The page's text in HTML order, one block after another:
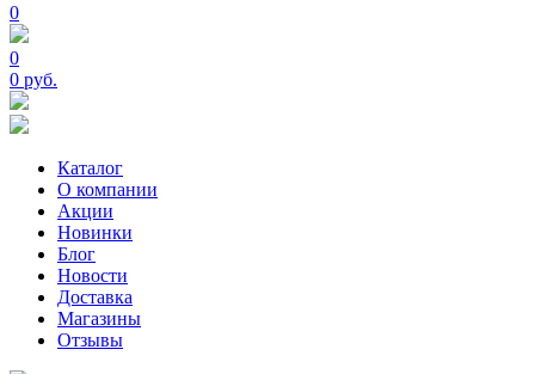
0
0
0 руб.
Каталог
О компании
Акции
Новинки
Блог
Новости
Доставка
Магазины
Отзывы